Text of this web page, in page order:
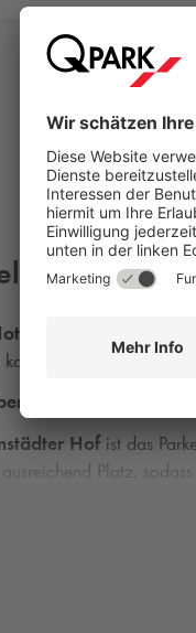
Hotel
ist ein charmantes
WLAN, ein
Exzellenz Hotels |
Hof ist das
Platz,